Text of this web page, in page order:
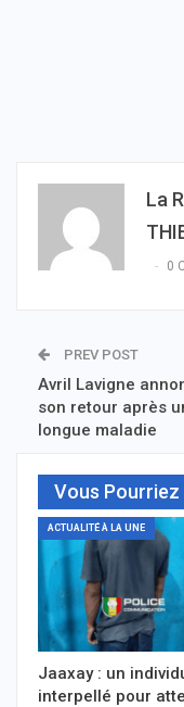
La
0
PREV POST
Avril Lavigne
son retour après
longue maladie
Vous Pourriez
ACTUALITÉ À LA UNE
Jaaxay : un
interpellé pour